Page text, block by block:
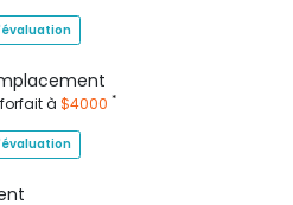
à $4000 *